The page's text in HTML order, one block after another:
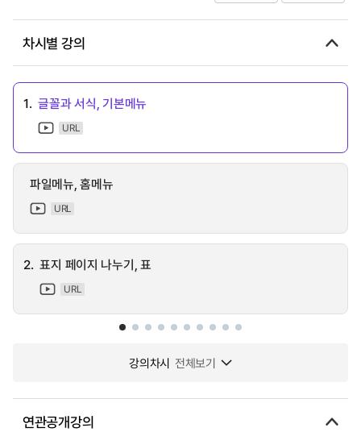
차시별 강의
1. 글꼴과 서식, 기본메뉴
URL
파일메뉴, 홈메뉴
URL
2. 표지 페이지 나누기, 표
URL
강의차시 전체보기
연관공개강의